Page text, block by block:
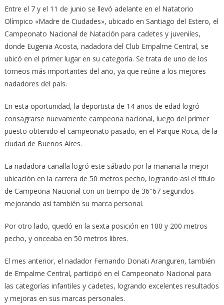
Entre el 7 y el 11 de junio se llevó adelante en el Natatorio
Olímpico «Madre de Ciudades», ubicado en Santiago del Estero, el
Campeonato Nacional de Natación para cadetes y juveniles,
donde Eugenia Acosta, nadadora del Club Empalme Central, se
ubicó en el primer lugar en su categoría. Se trata de uno de los
torneos más importantes del año, ya que reúne a los mejores
nadadores del país.
En esta oportunidad, la deportista de 14 años de edad logró
consagrarse nuevamente campeona nacional, luego del primer
puesto obtenido el campeonato pasado, en el Parque Roca, de la
ciudad de Buenos Aires.
La nadadora canalla logró este sábado por la mañana la mejor
ubicación en la carrera de 50 metros pecho, logrando así el título
de Campeona Nacional con un tiempo de 36″67 segundos
mejorando así también su marca personal.
Por otro lado, quedó en la sexta posición en 100 y 200 metros
pecho, y onceaba en 50 metros libres.
El mes anterior, el nadador Fernando Donati Aranguren, también
de Empalme Central, participó en el Campeonato Nacional para
las categorías infantiles y cadetes, logrando excelentes resultados
y mejoras en sus marcas personales.